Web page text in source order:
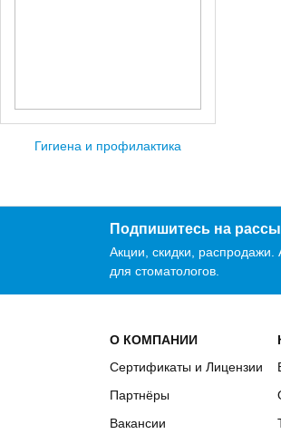
Гигиена и профилактика
Подпишитесь на
Акции, скидки, распродажи.
для стоматологов.
О КОМПАНИИ
Сертификаты и Лицензии
Партнёры
Вакансии